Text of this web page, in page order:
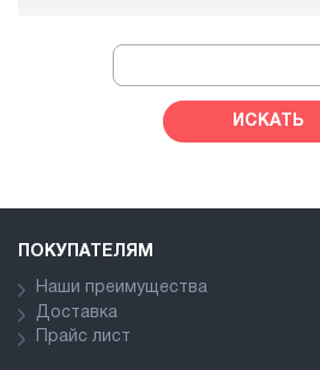
ПОКУПАТЕЛЯМ
Наши преимущества
Доставка
Прайс лист